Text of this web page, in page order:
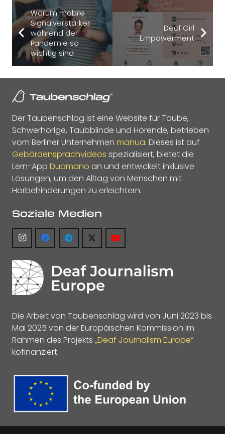
Warum mobile
Signalverstärker
während der
Pandemie so
wichtig sind
Deaf Girl
Empowerment
Der Taubenschlag ist eine Website für Taube,
Schwerhörige, Taubblinde und Hörende, betrieben
vom Berliner Unternehmen manua. Dieses ist auf
Gebärdensprachvideos spezialisiert, bietet die
Lern-App Duomano an und entwickelt inklusive
Lösungen, um den Alltag von Menschen mit
Hörbehinderungen zu erleichtern.
Soziale Medien
Die Arbeit von Taubenschlag wird von Juni 2023 bis
Mai 2025 von der Europäischen Kommission im
Rahmen des Projekts „Deaf Journalism Europe“
kofinanziert.